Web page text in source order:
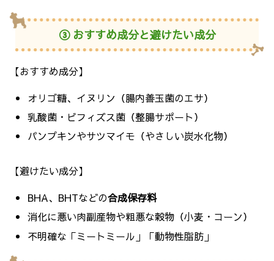
③ おすすめ成分と避けたい成分
【おすすめ成分】
オリゴ糖、イヌリン（腸内善玉菌のエサ）
乳酸菌・ビフィズス菌（整腸サポート）
パンプキンやサツマイモ（やさしい炭水化物）
【避けたい成分】
BHA、BHTなどの合成保存料
消化に悪い肉副産物や粗悪な穀物（小麦・コーン）
不明確な「ミートミール」「動物性脂肪」